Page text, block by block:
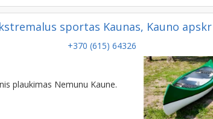
sportas Kaunas, Kauno
+370 (615) 64326
plaukimas Nemunu Kaune.